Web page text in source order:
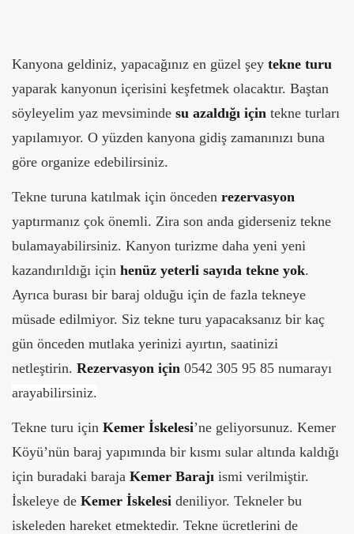
Kanyona geldiniz, yapacağınız en güzel şey tekne turu
yaparak kanyonun içerisini keşfetmek olacaktır. Baştan
söyleyelim yaz mevsiminde su azaldığı için tekne turları
yapılamıyor. O yüzden kanyona gidiş zamanınızı buna
göre organize edebilirsiniz.
Tekne turuna katılmak için önceden rezervasyon
yaptırmanız çok önemli. Zira son anda giderseniz tekne
bulamayabilirsiniz. Kanyon turizme daha yeni yeni
kazandırıldığı için henüz yeterli sayıda tekne yok.
Ayrıca burası bir baraj olduğu için de fazla tekneye
müsade edilmiyor. Siz tekne turu yapacaksanız bir kaç
gün önceden mutlaka yerinizi ayırtın, saatinizi
netleştirin. Rezervasyon için 0542 305 95 85 numarayı
arayabilirsiniz.
Tekne turu için Kemer İskelesi’ne geliyorsunuz. Kemer
Köyü’nün baraj yapımında bir kısmı sular altında kaldığı
için buradaki baraja Kemer Barajı ismi verilmiştir.
İskeleye de Kemer İskelesi deniliyor. Tekneler bu
iskeleden hareket etmektedir. Tekne ücretlerini de